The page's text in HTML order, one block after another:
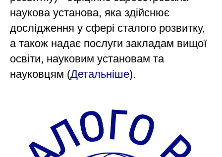
наукова установа, яка здійснює
дослідження у сфері сталого розвитку,
а також надає послуги закладам вищої
освіти, науковим установам та
науковцям (Детальніше).